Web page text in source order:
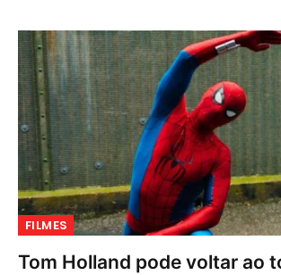
FILMES
Tom Holland pode voltar ao